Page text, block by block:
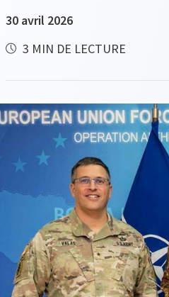
30 avril 2026
3 MIN DE LECTURE